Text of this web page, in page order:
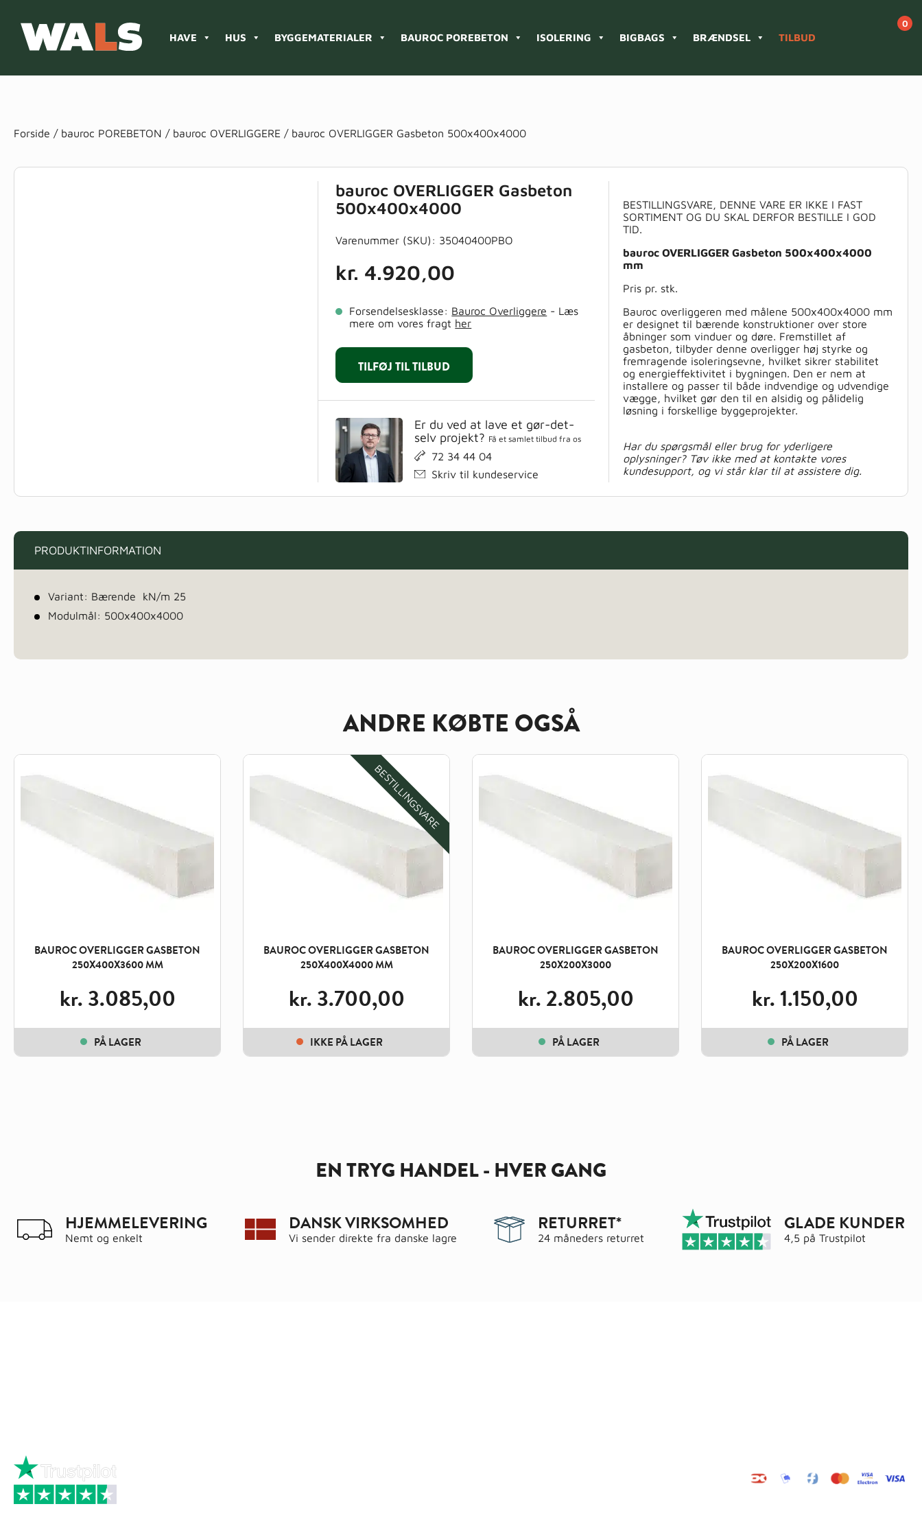
HAVE HUS BYGGEMATERIALER BAUROC POREBETON ISOLERING BIGBAGS BRÆNDSEL TILBUD
Forside / bauroc POREBETON / bauroc OVERLIGGERE / bauroc OVERLIGGER Gasbeton 500x400x4000
bauroc OVERLIGGER Gasbeton
500x400x4000
Varenummer (SKU): 35040400PBO
kr. 4.920,00
Forsendelsesklasse: Bauroc Overliggere - Læs
mere om vores fragt her
TILFØJ TIL TILBUD
Er du ved at lave et gør-det-
selv projekt? Få et samlet tilbud fra os
72 34 44 04
Skriv til kundeservice
BESTILLINGSVARE, DENNE VARE ER IKKE I FAST
SORTIMENT OG DU SKAL DERFOR BESTILLE I GOD
TID.
bauroc OVERLIGGER Gasbeton 500x400x4000
mm
Pris pr. stk.
Bauroc overliggeren med målene 500x400x4000 mm
er designet til bærende konstruktioner over store
åbninger som vinduer og døre. Fremstillet af
gasbeton, tilbyder denne overligger høj styrke og
fremragende isoleringsevne, hvilket sikrer stabilitet
og energieffektivitet i bygningen. Den er nem at
installere og passer til både indvendige og udvendige
vægge, hvilket gør den til en alsidig og pålidelig
løsning i forskellige byggeprojekter.
Har du spørgsmål eller brug for yderligere
oplysninger? Tøv ikke med at kontakte vores
kundesupport, og vi står klar til at assistere dig.
PRODUKTINFORMATION
Variant: Bærende kN/m 25
Modulmål: 500x400x4000
ANDRE KØBTE OGSÅ
BAUROC OVERLIGGER GASBETON
250X400X3600 MM
kr.3.085,00
PÅ LAGER
BESTILLINGSVARE
BAUROC OVERLIGGER GASBETON
250X400X4000 MM
kr.3.700,00
IKKE PÅ LAGER
BAUROC OVERLIGGER GASBETON
250X200X3000
kr.2.805,00
PÅ LAGER
BAUROC OVERLIGGER GASBETON
250X200X1600
kr.1.150,00
PÅ LAGER
EN TRYG HANDEL - HVER GANG
HJEMMELEVERING
Nemt og enkelt
DANSK VIRKSOMHED
Vi sender direkte fra danske lagre
RETURRET*
24 måneders returret
GLADE KUNDER
4,5 på Trustpilot